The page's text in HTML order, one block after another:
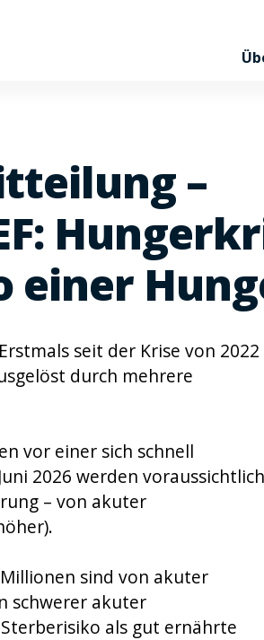
–
einer
seit der Krise von 2022
durch mehrere
vor einer sich schnell
2026 werden voraussichtlich
– von akuter
sind von akuter
schwerer akuter
als gut ernährte